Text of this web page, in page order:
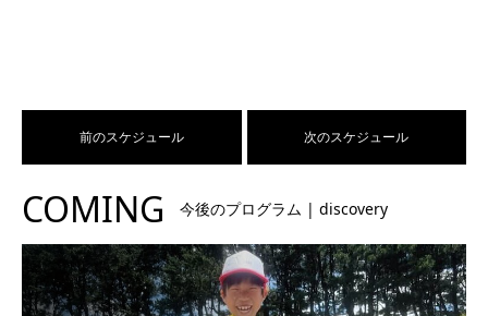
前のスケジュール 次のスケジュール
COMING 今後のプログラム | discovery